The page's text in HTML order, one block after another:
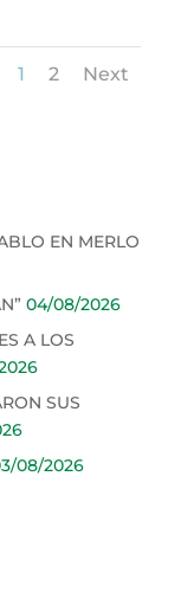
1 2 Next
EN MERLO
04/08/2026
A LOS
SUS
08/2026